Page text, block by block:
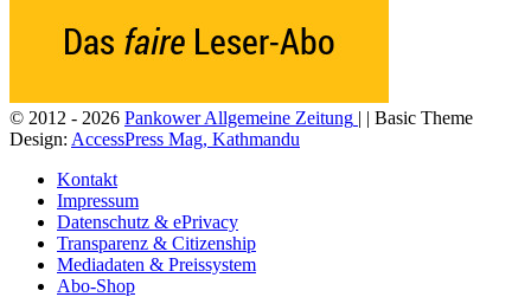
© 2012 - 2026 Pankower Allgemeine Zeitung | | Basic Theme
Design: AccessPress Mag, Kathmandu
Kontakt
Impressum
Datenschutz & ePrivacy
Transparenz & Citizenship
Mediadaten & Preissystem
Abo-Shop